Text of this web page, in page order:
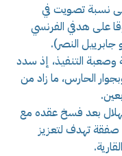
بعد نيله أعلى نسبة تصويت في
على هدفي الفرنسي
جابرييل النصر).
التنفيذ، إذ سدد
الحارس، ما زاد من
بعد فسخ عقده مع
تهدف لتعزيز